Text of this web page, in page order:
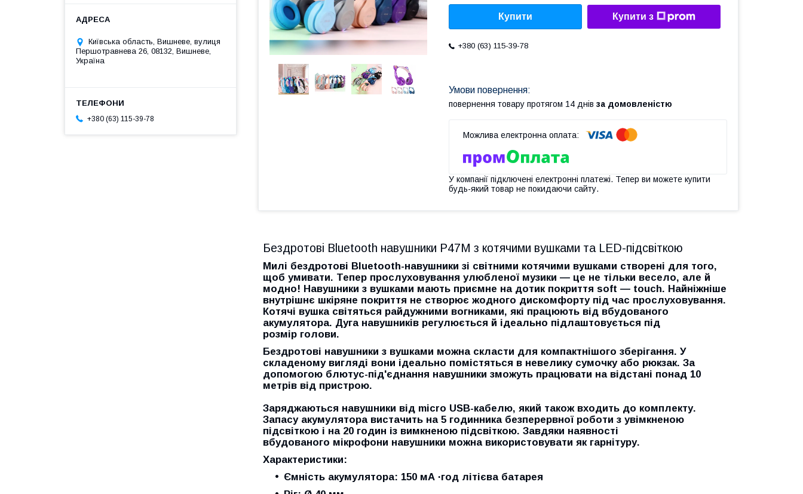
Купити Купити з
+380 (63) 115-39-78
повернення товару протягом 14 днів за домовленістю
У компанії підключені електронні платежі. Тепер ви можете купити
будь-який товар не покидаючи сайту.
Бездротові Bluetooth навушники P47M з котячими вушками та LED-підсвіткою
Милі бездротові Bluetooth-навушники зі світними котячими вушками створені для того,
щоб умивати. Тепер прослуховування улюбленої музики — це не тільки весело, але й
модно! Навушники з вушками мають приємне на дотик покриття soft — touch. Найніжніше
внутрішнє шкіряне покриття не створює жодного дискомфорту під час прослуховування.
Котячі вушка світяться райдужними вогниками, які працюють від вбудованого
акумулятора. Дуга навушників регулюється й ідеально підлаштовується під
розмір голови.
Бездротові навушники з вушками можна скласти для компактнішого зберігання. У
складеному вигляді вони ідеально помістяться в невелику сумочку або рюкзак. За
допомогою блютус-під'єднання навушники зможуть працювати на відстані понад 10
метрів від пристрою.
Заряджаються навушники від micro USB-кабелю, який також входить до комплекту.
Запасу акумулятора вистачить на 5 годинника безперервної роботи з увімкненою
підсвіткою і на 20 годин із вимкненою підсвіткою. Завдяки наявності
вбудованого мікрофони навушники можна використовувати як гарнітуру.
Характеристики:
Ємність акумулятора: 150 мА ·год літієва батарея
Київська область, Вишневе, вулиця
Першотравнева 26, 08132, Вишневе,
Україна
+380 (63) 115-39-78